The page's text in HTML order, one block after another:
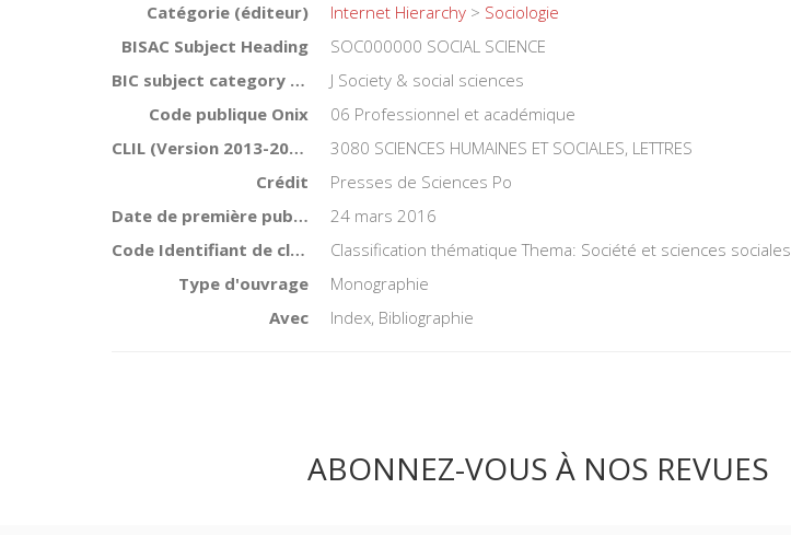
Catégorie (éditeur)
Internet Hierarchy > Sociologie
BISAC Subject Heading
SOC000000 SOCIAL SCIENCE
BIC subject category (UK)
J Society & social sciences
Code publique Onix
06 Professionnel et académique
CLIL (Version 2013-2019 )
3080 SCIENCES HUMAINES ET SOCIALES, LETTRES
Crédit
Presses de Sciences Po
Date de première publication du titre
24 mars 2016
Code Identifiant de classement sujet
Classification thématique Thema: Société et sciences sociales
Type d'ouvrage
Monographie
Avec
Index, Bibliographie
ABONNEZ-VOUS À NOS REVUES